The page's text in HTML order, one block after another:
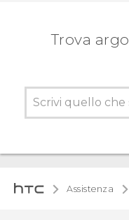
Trova
Assistenza